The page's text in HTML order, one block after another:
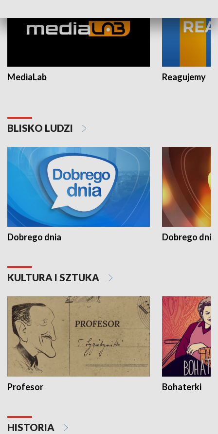
MediaLab Reagujemy
BLISKO LUDZI
Dobrego dnia Dobrego dnia
KULTURA I SZTUKA
Profesor Bohaterki
HISTORIA